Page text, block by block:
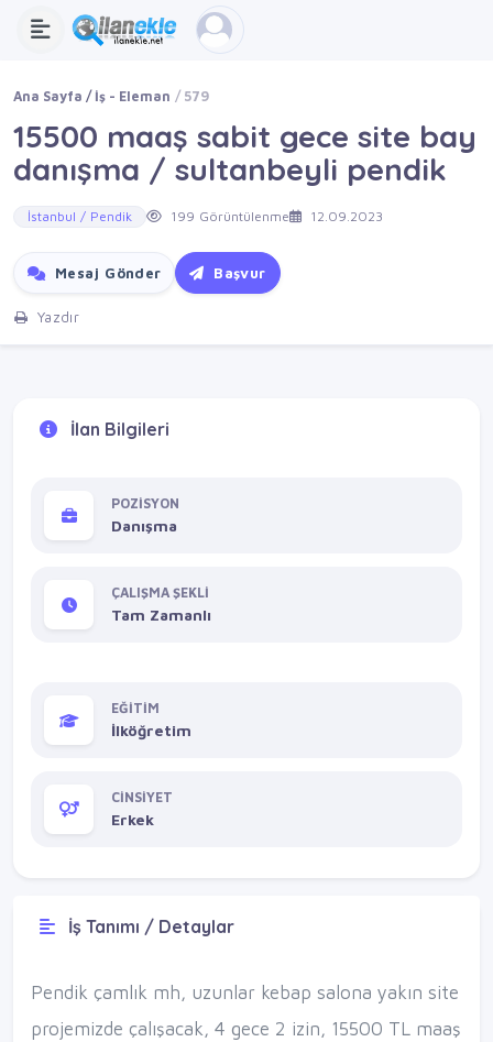
Ana Sayfa İş - Eleman 579
15500 maaş sabit gece site bay
danışma / sultanbeyli pendik
İstanbul / Pendik 199 Görüntülenme 12.09.2023
Mesaj Gönder Başvur
Yazdır
İlan Bilgileri
POZİSYON
Danışma
ÇALIŞMA ŞEKLİ
Tam Zamanlı
EĞİTİM
İlköğretim
CİNSİYET
Erkek
İş Tanımı / Detaylar
Pendik çamlık mh, uzunlar kebap salona yakın site
projemizde çalışacak, 4 gece 2 izin, 15500 TL maaş